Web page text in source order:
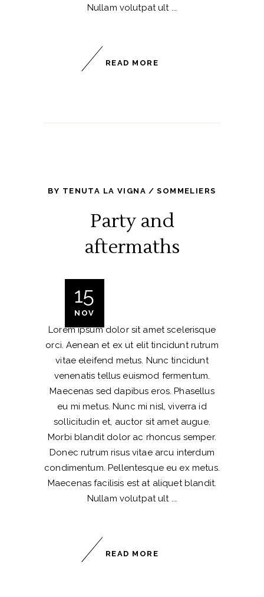
Nullam volutpat ult
READ MORE
BY TENUTA LA VIGNA SOMMELIERS
Party and
aftermaths
15
NOV
Lorem ipsum dolor sit amet scelerisque
orci. Aenean et ex ut elit tincidunt rutrum
vitae eleifend metus. Nunc tincidunt
venenatis tellus euismod fermentum.
Maecenas sed dapibus eros. Phasellus
eu mi metus. Nunc mi nisl, viverra id
sollicitudin et, auctor sit amet augue.
Morbi blandit dolor ac rhoncus semper.
Donec rutrum risus vitae arcu interdum
condimentum. Pellentesque eu ex metus.
Maecenas facilisis est at aliquet blandit.
Nullam volutpat ult
READ MORE